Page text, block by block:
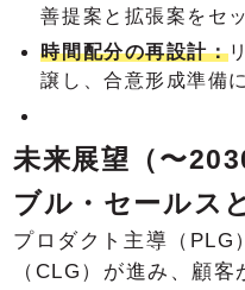
善提案と拡張案をセ
時間配分の再設計：
譲し、合意形成準備
未来展望（〜
ブル・セールス
プロダクト主導（PLG
（CLG）が進み、顧客